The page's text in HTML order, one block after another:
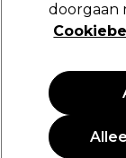
5,45 €
doorgaan